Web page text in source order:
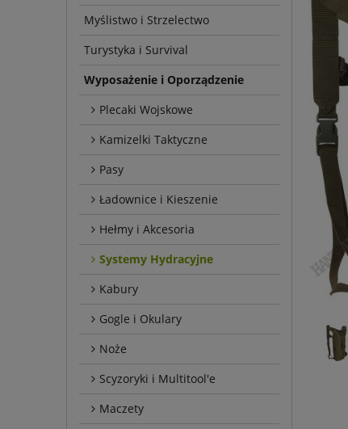
Myślistwo i Strzelectwo
Turystyka i Survival
Wyposażenie i Oporządzenie
Plecaki Wojskowe
Kamizelki Taktyczne
Pasy
Ładownice i Kieszenie
Hełmy i Akcesoria
Systemy Hydracyjne
Kabury
Gogle i Okulary
Noże
Scyzoryki i Multitool'e
Maczety